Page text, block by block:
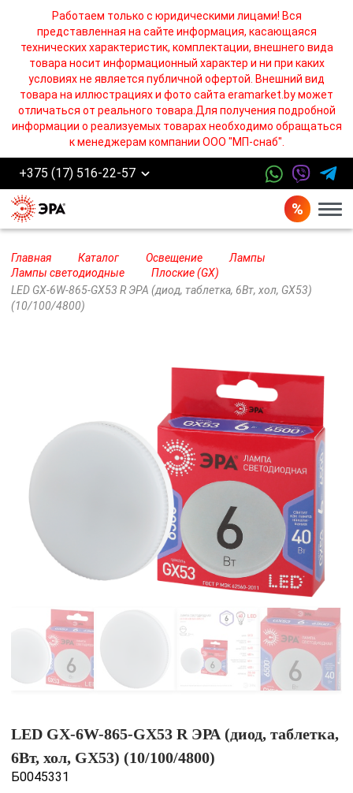
Работаем только с юридическими лицами! Вся
представленная на сайте информация, касающаяся
технических характеристик, комплектации, внешнего вида
товара носит информационный характер и ни при каких
условиях не является публичной офертой. Внешний вид
товара на иллюстрациях и фото сайта eramarket.by может
отличаться от реального товара.Для получения подробной
информации о реализуемых товарах необходимо обращаться
к менеджерам компании ООО "МП-снаб".
+375 (17) 516-22-57
Главная Каталог Освещение
Лампы
Лампы cветодиодные
Плоские (GX)
LED GX-6W-865-GX53 R ЭРА (диод, таблетка, 6Вт, хол, GX53)
(10/100/4800)
LED GX-6W-865-GX53 R ЭРА (диод, таблетка,
6Вт, хол, GX53) (10/100/4800)
Б0045331